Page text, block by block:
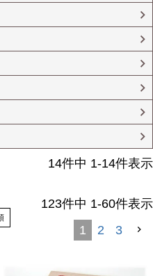
14件中 1-14件表示
123件中 1-60件表示
1
2 3